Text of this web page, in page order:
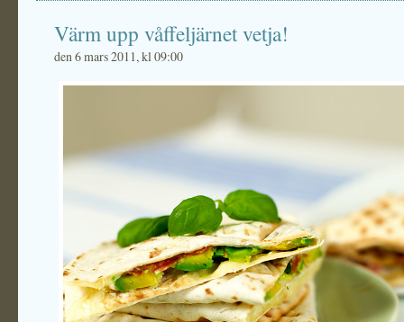
Värm upp våffeljärnet vetja!
den 6 mars 2011, kl 09:00